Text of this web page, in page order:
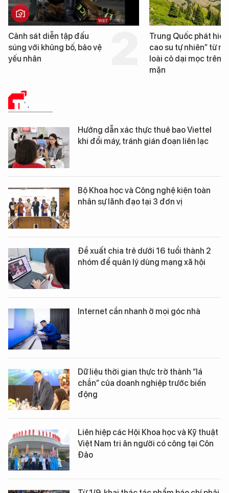
Trung Quốc phát hiện “mỏ
cao su tự nhiên” từ một
loài cỏ dại mọc trên đất
Loạt dự án bất động
Đà Nẵng sắp bị kiểm
TIN TỨC
Hướng dẫn xác thực thuê bao Viettel
khi đổi máy, tránh gián đoạn liên lạc
Bộ Khoa học và Công nghệ kiện toàn
nhân sự lãnh đạo tại 3 đơn vị
Đề xuất chia trẻ dưới 16 tuổi thành 2
nhóm để quản lý dùng mạng xã hội
Internet cần nhanh ở mọi góc nhà
Dữ liệu thời gian thực trở thành “lá
chắn” của doanh nghiệp trước biến
động
Liên hiệp các Hội Khoa học và Kỹ thuật
Việt Nam tri ân người có công tại Côn
Đảo